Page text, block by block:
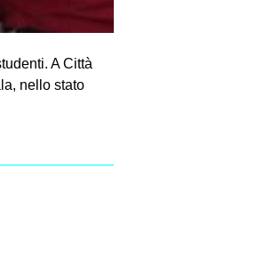
A Città
nello stato